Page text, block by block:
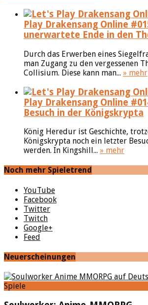
Play Drakensang Online
unerwartete Ende in den
Durch das Erwerben eines
man Zugang zu den vergessenen
Collisium. Diese kann man... » mehr
Play Drakensang Online
Besuch in der Königskrypta
König Heredur ist Geschichte,
Königskrypta noch ein letzter
werden. In Kingshill... » mehr
Noch mehr Spieletrend
YouTube
Facebook
Twitter
Twitch
Google+
Feed
Neuerscheinungen
Spiele